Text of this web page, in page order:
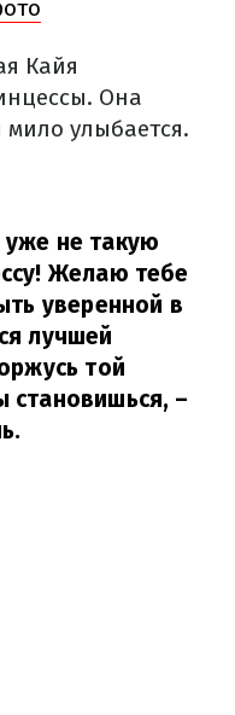
Кайя
Она
мило улыбается.
не такую
Желаю тебе
уверенной в
лучшей
той
становишься, –